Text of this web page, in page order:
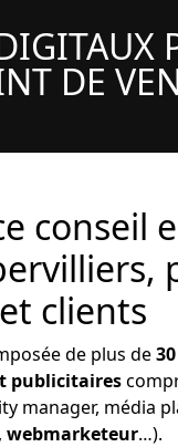
DE
conseil
clients
de plus de
publicitaires
manager, média
webmarketeur…).